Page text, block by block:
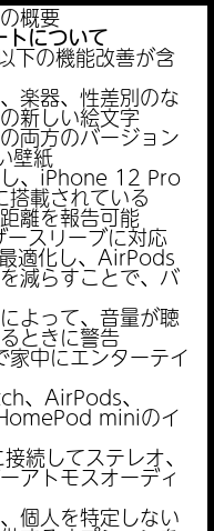
概要
トについて
下の機能改善が含
楽器、性差別のな
新しい絵文字
両方のバージョン
壁紙
、iPhone 12 Pro
載されている
離を報告可能
スリーブに対応
適化し、AirPods
減らすことで、バ
よって、音量が聴
ときに警告
中にエンターテイ
、AirPods、
miniのイ
してステレオ、
アトモスオーディ
個人を特定しない